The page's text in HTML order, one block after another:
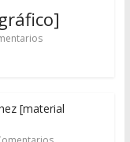
[material